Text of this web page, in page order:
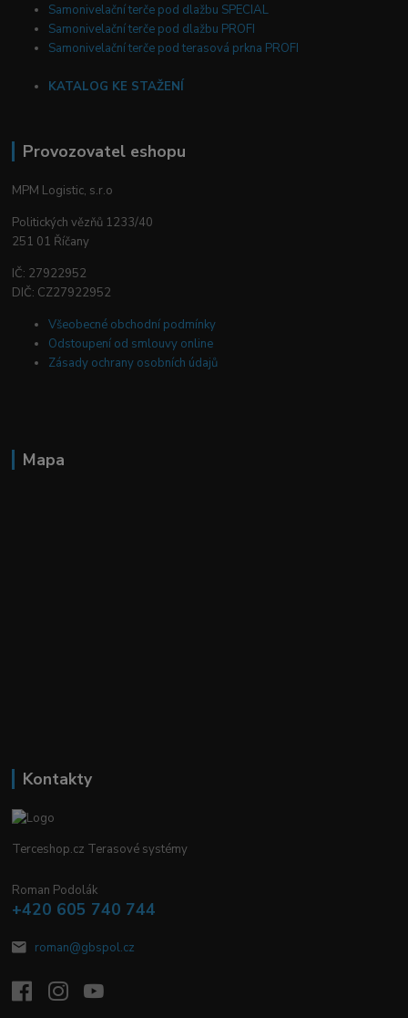
Samonivelační terče pod dlažbu SPECIAL
Samonivelační terče pod dlažbu PROFI
Samonivelační terče pod terasová prkna PROFI
KATALOG KE STAŽENÍ
Provozovatel eshopu
MPM Logistic, s.r.o
Politických vězňů 1233/40
251 01 Říčany
IČ: 27922952
DIČ: CZ27922952
Všeobecné obchodní podmínky
Odstoupení od smlouvy online
Zásady ochrany osobních údajů
Mapa
Kontakty
Terceshop.cz Terasové systémy
Roman Podolák
+420 605 740 744
roman@gbspol.cz